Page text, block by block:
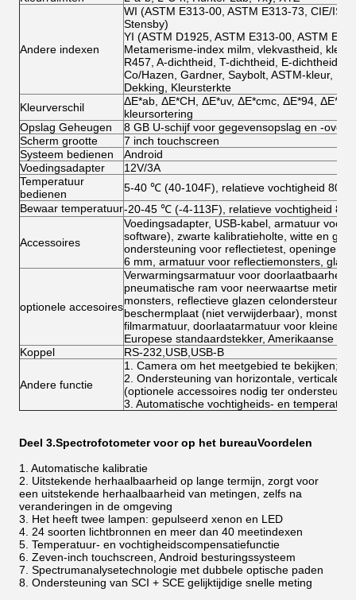
Andere indexen
WI (ASTM E313-00, ASTM E313-73, CIE/
Stensby)
YI (ASTM D1925, ASTM E313-00, ASTM
Metamerisme-index milm, vlekvastheid,
R457, A-dichtheid, T-dichtheid, E-dichtheid,
Co/Hazen, Gardner, Saybolt, ASTM-kleur,
Dekking, Kleursterkte
Kleurverschil
ΔE*ab, ΔE*CH, ΔE*uv, ΔE*cmc, ΔE*94,
kleursortering
Opslag Geheugen
8 GB U-schijf voor gegevensopslag en -
Scherm grootte
7 inch touchscreen
Systeem bedienen
Android
Voedingsadapter
12V/3A
Temperatuur
bedienen
5-40 ℃ (40-104F), relatieve vochtigheid
Bewaar temperatuur-20-45 ℃ (-4-113F), relatieve vochtigheid
Accessoires
Voedingsadapter, USB-kabel, armatuur voor
software), zwarte kalibratieholte, witte en
ondersteuning voor reflectietest, openingen
6 mm, armatuur voor reflectiemonsters,
optionele accesoires
Verwarmingsarmatuur voor
pneumatische ram voor neerwaartse meting,
monsters, reflectieve glazen
beschermplaat (niet verwijderbaar),
filmarmatuur, doorlaatarmatuur voor kleine
Europese standaardstekker, Amerikaanse
Koppel
RS-232,USB,USB-B
Andere functie
1. Camera om het meetgebied te bekijken;
2. Ondersteuning van horizontale, verticale
(optionele accessoires nodig ter
3. Automatische vochtigheids- en
Deel 3.Spectrofotometer voor op het bureauVoordelen
1. Automatische kalibratie
2. Uitstekende herhaalbaarheid op lange termijn, zorgt voor
een uitstekende herhaalbaarheid van metingen, zelfs na
veranderingen in de omgeving
3. Het heeft twee lampen: gepulseerd xenon en LED
4. 24 soorten lichtbronnen en meer dan 40 meetindexen
5. Temperatuur- en vochtigheidscompensatiefunctie
6. Zeven-inch touchscreen, Android besturingssysteem
7. Spectrumanalysetechnologie met dubbele optische paden
8. Ondersteuning van SCI + SCE gelijktijdige snelle meting